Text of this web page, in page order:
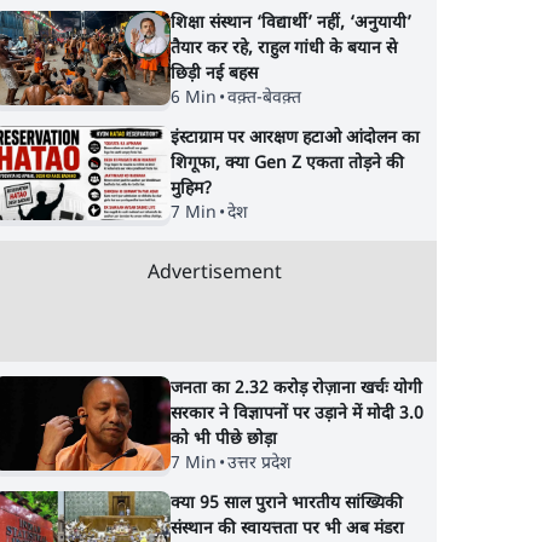
शिक्षा संस्थान ‘विद्यार्थी’ नहीं, ‘अनुयायी’
तैयार कर रहे, राहुल गांधी के बयान से
छिड़ी नई बहस
6 Min •वक़्त-बेवक़्त
इंस्टाग्राम पर आरक्षण हटाओ आंदोलन का
शिगूफा, क्या Gen Z एकता तोड़ने की
मुहिम?
7 Min •देश
Advertisement
जनता का 2.32 करोड़ रोज़ाना खर्चः योगी
सरकार ने विज्ञापनों पर उड़ाने में मोदी 3.0
को भी पीछे छोड़ा
7 Min •उत्तर प्रदेश
क्या 95 साल पुराने भारतीय सांख्यिकी
संस्थान की स्वायत्तता पर भी अब मंडरा